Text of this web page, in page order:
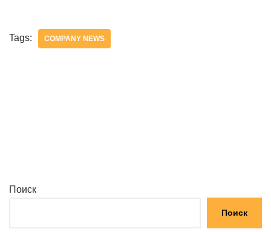
Tags: COMPANY NEWS
Поиск
Поиск